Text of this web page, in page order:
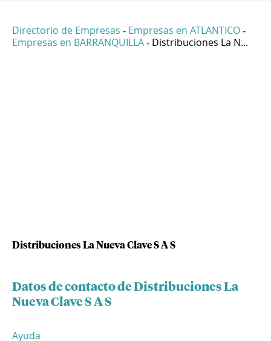
Directorio de Empresas - Empresas en ATLANTICO -
Empresas en BARRANQUILLA - Distribuciones La N...
Distribuciones La Nueva Clave S A S
Datos de contacto de Distribuciones La
Nueva Clave S A S
Ayuda